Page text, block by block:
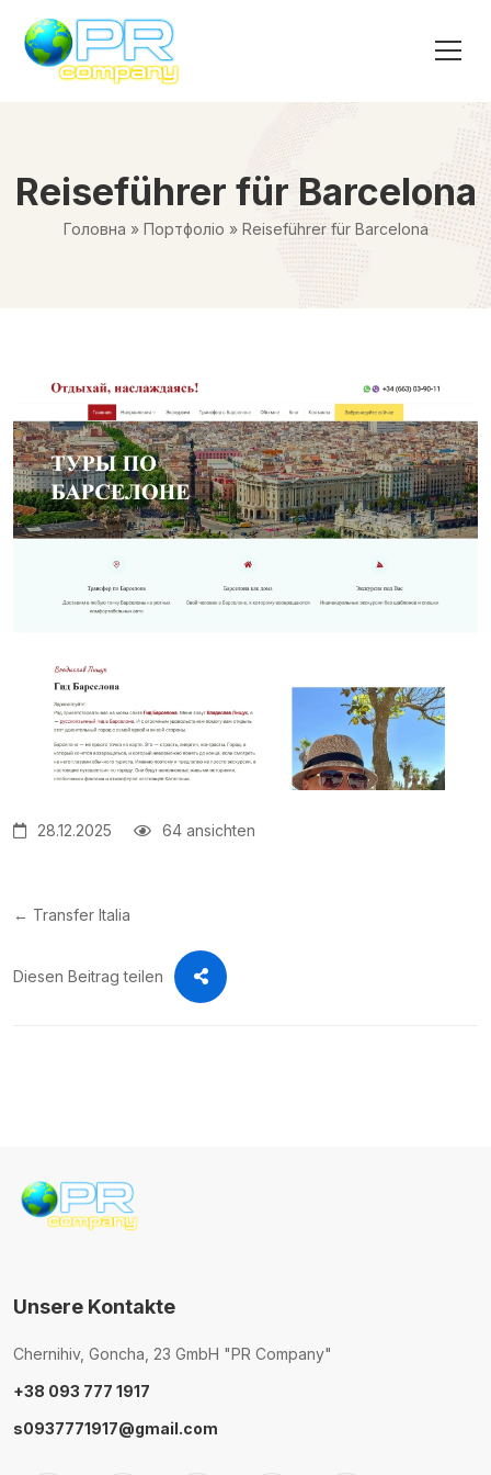
Reiseführer für Barcelona
Головна » Портфоліо » Reiseführer für Barcelona
28.12.2025 64 ansichten
← Transfer Italia
Diesen Beitrag teilen
Unsere Kontakte
Chernihiv, Goncha, 23 GmbH "PR Company"
+38 093 777 1917
s0937771917@gmail.com